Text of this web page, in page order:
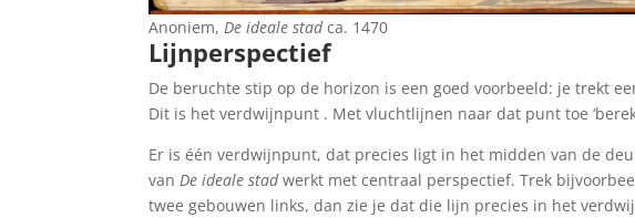
Anoniem, De ideale stadca. 1470
Lijnperspectief
De beruchte stip op de horizon is een goed voorbeeld: je trekt
Dit is het verdwijnpunt . Met vluchtlijnen naar dat punt toe
Er is één verdwijnpunt, dat precies ligt in het midden van de
van De ideale stadwerkt met centraal perspectief. Trek
twee gebouwen links, dan zie je dat die lijn precies in het